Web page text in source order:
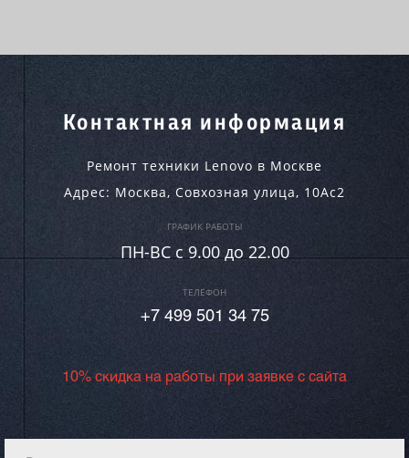
Контактная информация
Ремонт техники Lenovo в Москве
Адрес: Москва, Совхозная улица, 10Ас2
ГРАФИК РАБОТЫ
ПН-ВC c 9.00 до 22.00
ТЕЛЕФОН
+7 499 501 34 75
10% скидка на работы при заявке с сайта